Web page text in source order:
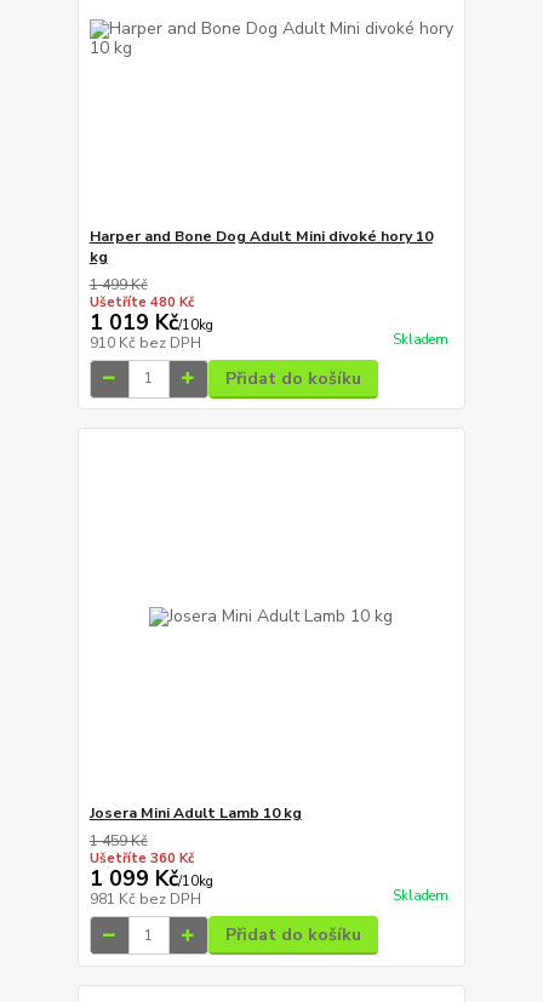
Harper and Bone Dog Adult Mini divoké hory 10
kg
1 499 Kč
Ušetříte 480 Kč
1 019 Kč/10kg
910 Kč bez DPH Skladem
Přidat do košíku
Josera Mini Adult Lamb 10 kg
1 459 Kč
Ušetříte 360 Kč
1 099 Kč/10kg
981 Kč bez DPH Skladem
Přidat do košíku